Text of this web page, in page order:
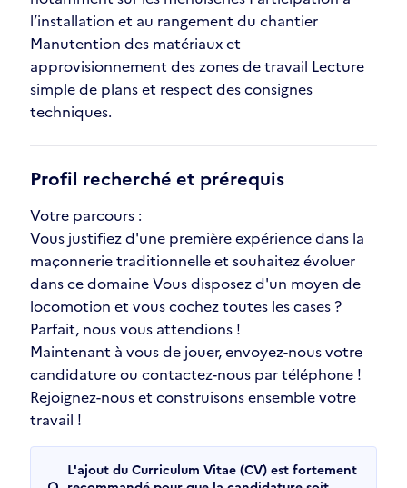
l’installation et au rangement du chantier
Manutention des matériaux et
approvisionnement des zones de travail Lecture
simple de plans et respect des consignes
techniques.
Profil recherché et prérequis
Votre parcours :
Vous justifiez d'une première expérience dans la
maçonnerie traditionnelle et souhaitez évoluer
dans ce domaine Vous disposez d'un moyen de
locomotion et vous cochez toutes les cases ?
Parfait, nous vous attendions !
Maintenant à vous de jouer, envoyez-nous votre
candidature ou contactez-nous par téléphone !
Rejoignez-nous et construisons ensemble votre
travail !
L'ajout du Curriculum Vitae (CV) est fortement